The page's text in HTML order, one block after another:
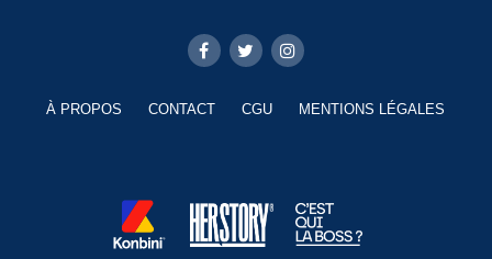
À PROPOS CONTACT CGU MENTIONS LÉGALES